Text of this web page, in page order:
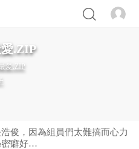
.ZIP
爱.ZIP
俊，因為組員們太難搞而心力
密癖好…